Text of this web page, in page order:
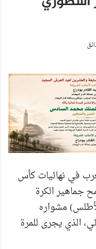
في نهائيات كأس
جماهير الكرة
مشواره
الذي يجرى للمرة